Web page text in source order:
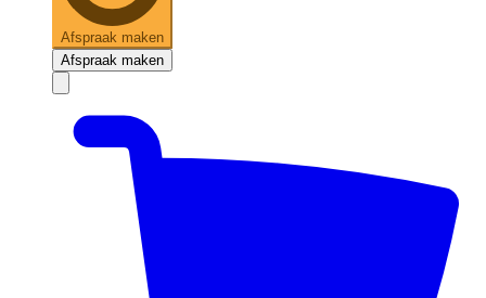
Afspraak maken
Afspraak maken